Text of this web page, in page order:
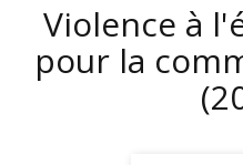
Violence à
pour la